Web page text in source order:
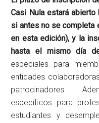
Casi Nula estará
si antes no se completa
en esta edición), y la
hasta el mismo día
especiales para
entidades
patrocinadores.
específicos para
estudiantes y